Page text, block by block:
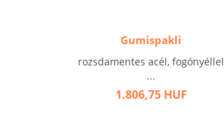
Gumispakli
rozsdamentes acél, fogónyéllel
...
1.806,75 HUF